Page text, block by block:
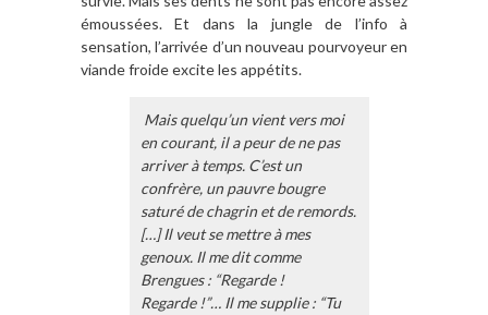
émoussées. Et dans la jungle de l’info à
sensation, l’arrivée d’un nouveau pourvoyeur en
viande froide excite les appétits.
Mais quelqu’un vient vers moi
en courant, il a peur de ne pas
arriver à temps. C’est un
confrère, un pauvre bougre
saturé de chagrin et de remords.
[…] Il veut se mettre à mes
genoux. Il me dit comme
Brengues : “Regarde !
Regarde !”… Il me supplie : “Tu